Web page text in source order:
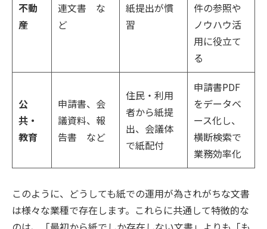
不動
産
連文書 な
ど
紙提出が慣
習
件の参照や
ノウハウ活
用に役立て
る
公
共・
教育
申請書、会
議資料、報
告書 など
住民・利用
者から紙提
出、会議体
で紙配付
申請書PDF
をデータベ
ース化し、
横断検索で
業務効率化
このように、どうしても紙での運用が為されがちな文書
は様々な業種で存在します。これらに共通して特徴的な